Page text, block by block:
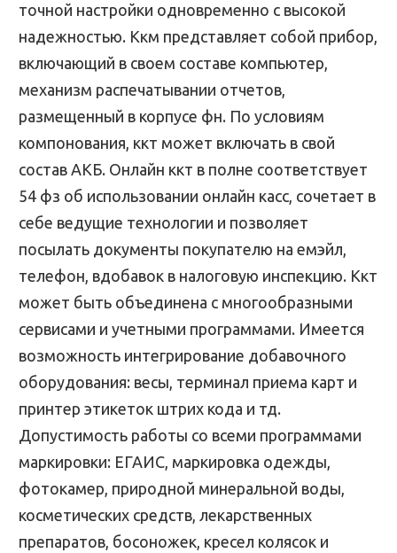
точной настройки одновременно с высокой
надежностью. Ккм представляет собой прибор,
включающий в своем составе компьютер,
механизм распечатывании отчетов,
размещенный в корпусе фн. По условиям
компонования, ккт может включать в свой
состав АКБ. Онлайн ккт в полне соответствует
54 фз об использовании онлайн касс, сочетает в
себе ведущие технологии и позволяет
посылать документы покупателю на емэйл,
телефон, вдобавок в налоговую инспекцию. Ккт
может быть объединена с многообразными
сервисами и учетными программами. Имеется
возможность интегрирование добавочного
оборудования: весы, терминал приема карт и
принтер этикеток штрих кода и тд.
Допустимость работы со всеми программами
маркировки: ЕГАИС, маркировка одежды,
фотокамер, природной минеральной воды,
косметических средств, лекарственных
препаратов, босоножек, кресел колясок и